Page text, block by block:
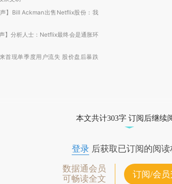
声】Bill Ackman出售Netflix股份：我
声】分析人士：Netflix最终会是通胀环
首现单季度用户流失 股价盘后暴跌
本文共计303字 订阅后继续
登录后获取已订阅的阅读
数据通会员
可畅读全文
订阅/会员